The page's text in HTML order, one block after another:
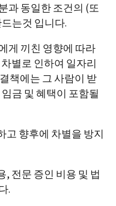
과 동일한 조건의 (또
는것 입니다.
게 끼친 영향에 따라
별로 인하여 일자리
책에는 그 사람이 받
금 및 혜택이 포함될
고 향후에 차별을 방지
, 전문 증인 비용 및 법
.